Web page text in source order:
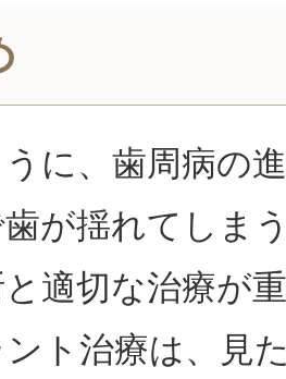
に、歯周病の
が揺れてしま
適切な治療が
ト治療は、見